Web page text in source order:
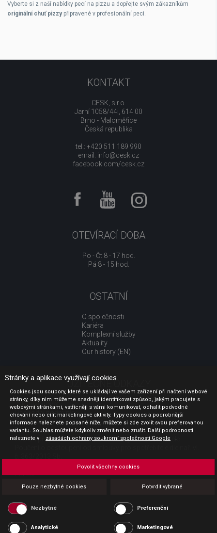
Vyberte si z naší nabídky pecí na pizzu a dopřejte svým zákazníkům
originální chuť pizzy připravené v profesionální peci.
KONTAKT
CESK, s.r.o.
Jarní 1058/44i, 614 00
Brno - Maloměřice
Česká republika
tel.: +420 511 189 990
email: info@cesk.cz
facebook.com/cesk.cz
OTEVÍRACÍ DOBA
Po - Čt 8 - 17 hod.
Pá 8 - 15 hod.
OSTATNÍ
O společnosti
Kariéra
Komplexní služby
Aktuality
Our history (EN)
UŽITEČNÉ ODKAZY
Jak nakupovat
Obchodní podmínky
GDPR - ochrana osobních údajů
Profil zadavatele
Sdělení před uzavřením kupní smlouvy pro spotřebitele
Platba
Povinná publicita
Stránky a aplikace využívají cookies.
Cookies jsou soubory, které se ukládají ve vašem zařízení při načtení webové
stránky, díky nim můžeme snadněji identifikovat způsob, jakým pracujete s
webovými stránkami, vstřícněji s vámi komunikovat, odhalit podvodné
chování nebo cílit marketingové aktivity. Typy cookies a podrobnější
informace naleznete popsané níže, můžete si zde zvolit svou preferovanou
variantu. Souhlas můžete kdykoliv změnit nebo zrušit. Další podrobnosti
naleznete v
zásadách ochrany soukromí společnosti Google .
Pouze nezbytné cookies Potvrdit vybrané
Povolit všechny cookies
Nezbytné Preferenční
Analytické Marketingové